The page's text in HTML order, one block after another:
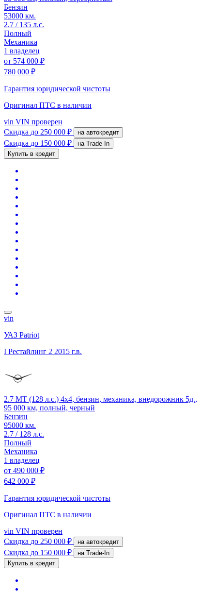
Бензин
53000 км.
2.7 / 135 л.с.
Полный
Механика
1 владелец
от 574 000 ₽
780 000 ₽
Гарантия юридической чистоты
Оригинал ПТС в наличии
vin VIN проверен
Скидка до 250 000 ₽ на автокредит
Скидка до 150 000 ₽
на Trade-In
Купить в кредит
vin
УАЗ Patriot
I Рестайлинг 2 2015 г.в.
2.7 MT (128 л.с.) 4x4, бензин, механика, внедорожник 5д.,
95 000 км, полный, черный
Бензин
95000 км.
2.7 / 128 л.с.
Полный
Механика
1 владелец
от 490 000 ₽
642 000 ₽
Гарантия юридической чистоты
Оригинал ПТС в наличии
vin VIN проверен
Скидка до 250 000 ₽ на автокредит
Скидка до 150 000 ₽
на Trade-In
Купить в кредит